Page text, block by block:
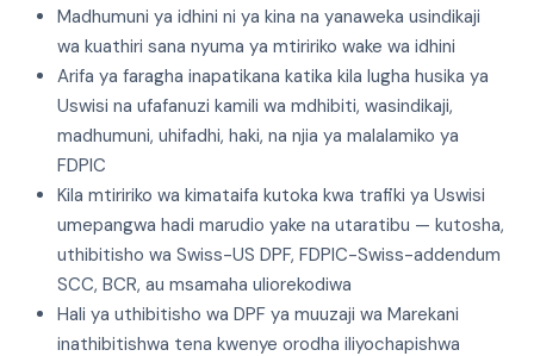
Madhumuni ya idhini ni ya kina na yanaweka usindikaji
wa kuathiri sana nyuma ya mtiririko wake wa idhini
Arifa ya faragha inapatikana katika kila lugha husika ya
Uswisi na ufafanuzi kamili wa mdhibiti, wasindikaji,
madhumuni, uhifadhi, haki, na njia ya malalamiko ya
FDPIC
Kila mtiririko wa kimataifa kutoka kwa trafiki ya Uswisi
umepangwa hadi marudio yake na utaratibu — kutosha,
uthibitisho wa Swiss-US DPF, FDPIC-Swiss-addendum
SCC, BCR, au msamaha uliorekodiwa
Hali ya uthibitisho wa DPF ya muuzaji wa Marekani
inathibitishwa tena kwenye orodha iliyochapishwa